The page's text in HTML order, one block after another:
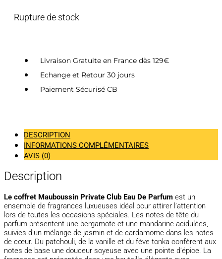
Rupture de stock
Livraison Gratuite en France dès 129€
Echange et Retour 30 jours
Paiement Sécurisé CB
DESCRIPTION
INFORMATIONS COMPLÉMENTAIRES
AVIS (0)
Description
Le coffret Mauboussin Private Club Eau De Parfum est un
ensemble de fragrances luxueuses idéal pour attirer l’attention
lors de toutes les occasions spéciales. Les notes de tête du
parfum présentent une bergamote et une mandarine acidulées,
suivies d’un mélange de jasmin et de cardamome dans les notes
de cœur. Du patchouli, de la vanille et du fève tonka confèrent aux
notes de base une douceur soyeuse avec une pointe d’épice. La